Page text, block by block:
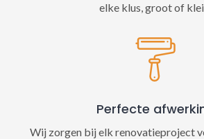
elke klus, groot of
Perfecte
Wij zorgen bij elk renovatieproject